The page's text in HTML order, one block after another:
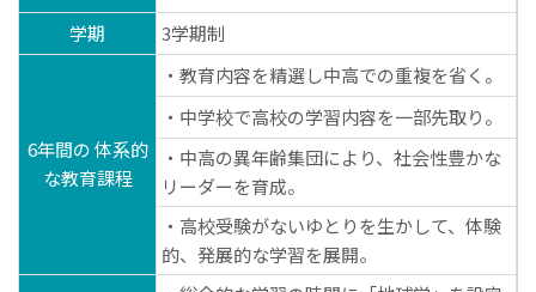
学期
3学期制
6年間の 体系的
な教育課程
・教育内容を精選し中高での重複を省く。
・中学校で高校の学習内容を一部先取り。
・中高の異年齢集団により、社会性豊かな
リーダーを育成。
・高校受験がないゆとりを生かして、体験
的、発展的な学習を展開。